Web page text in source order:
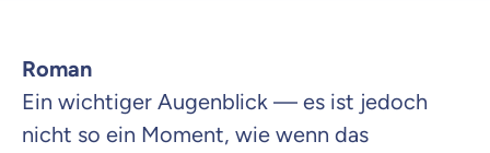
Roman
Ein wichtiger Augenblick — es ist jedoch
nicht so ein Moment, wie wenn das